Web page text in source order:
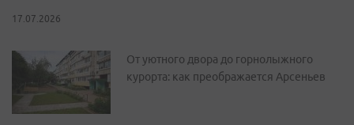
17.07.2026
От уютного двора до горнолыжного
курорта: как преображается Арсеньев